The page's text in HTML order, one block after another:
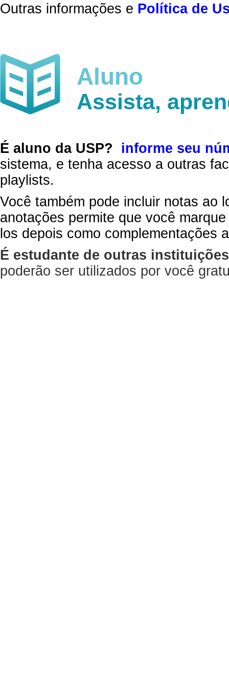
Outras informações e Política de
Aluno
Assista,
É aluno da USP?
informe seu
sistema, e tenha acesso a outras
playlists.
Você também pode incluir notas ao
anotações permite que você
los depois como complementações
É estudante de outras
poderão ser utilizados por você